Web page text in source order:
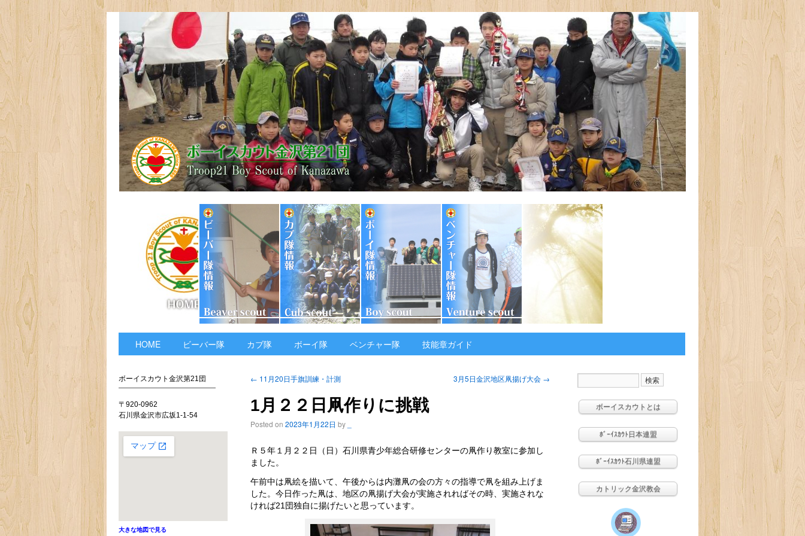
技能章ガイド
HOME ビーバー隊 カブ隊 ボーイ隊 ベンチャー隊 技能章ガイド
ボーイスカウト金沢第21団
〒920-0962
石川県金沢市広坂1-1-54
大きな地図で見る
ボーイスカウトとは
ﾎﾞｰｲｽｶｳﾄ日本連盟
ﾎﾞｰｲｽｶｳﾄ石川県連盟
カトリック金沢教会
← 11月20日手旗訓練・計測 3月5日金沢地区凧揚げ大会 →
1月２２日凧作りに挑戦
Posted on 2023年1月22日 by
Ｒ５年１月２２日（日）石川県青少年総合研修センターの凧作り教室に参加し
ました。
午前中は凧絵を描いて、午後からは内灘凧の会の方々の指導で凧を組み上げま
した。今日作った凧は、地区の凧揚げ大会が実施されればその時、実施されな
ければ21団独自に揚げたいと思っています。